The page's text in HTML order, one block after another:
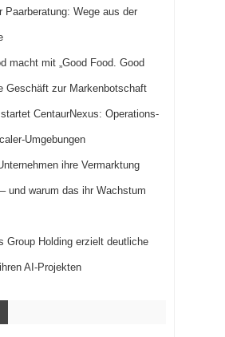
Paarberatung: Wege aus der
macht mit „Good Food. Good
Geschäft zur Markenbotschaft
CentaurNexus: Operations-
Umgebungen
ihre Vermarktung
und warum das ihr Wachstum
Group Holding erzielt deutliche
AI-Projekten